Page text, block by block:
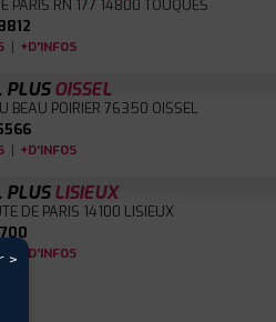
PARIS RN 177 14800 TOUQUES
| +D'INFOS
PLUSOISSEL
BEAU POIRIER 76350 OISSEL
| +D'INFOS
PLUSLISIEUX
DE PARIS 14100 LISIEUX
| +D'INFOS
>